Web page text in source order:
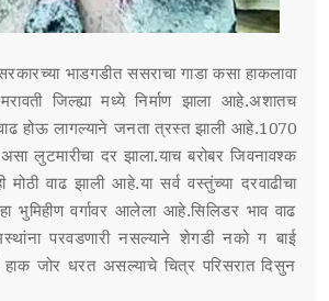
भाडगडीत ससराचा गाडा कसा हाकलावा
जिल्ह्या मध्ये निर्माण झाला आहे.अशातच
होऊ लागल्याने जनता त्रस्त झाली आहे.1070
लुटमारीचा दर झाला.याच बरोबर जिवनावश्क
मोठी वाढ झाली आहे.या सर्व वस्तुंच्या दरवाढीचा
भुमिहीण वर्गावर आलेला आहे.सिलिडर भाव वाढ
परवडणारी नसल्याने शेगडी नको ग बाई
जोर धरत असल्याचे चित्र परिसरात दिसुन